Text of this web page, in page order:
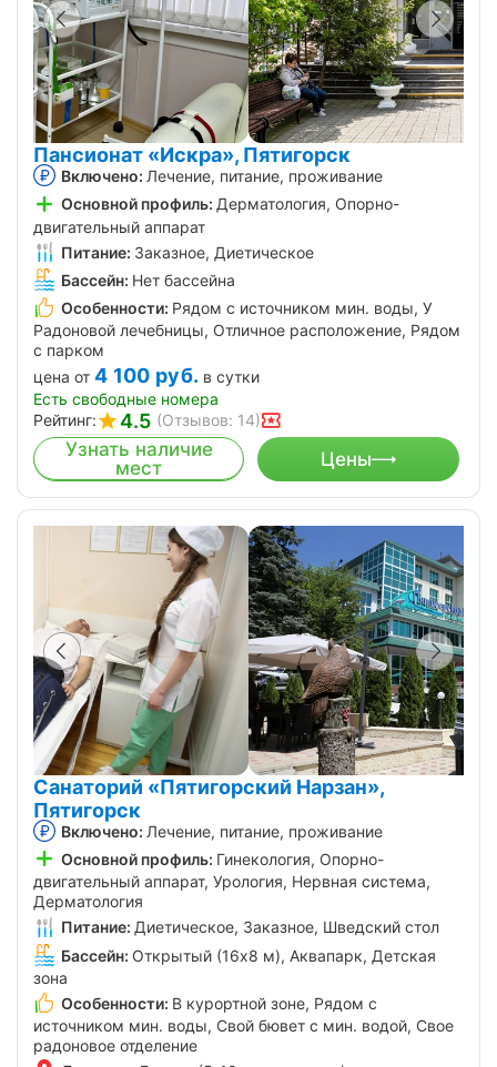
Пансионат «Искра», Пятигорск
Включено: Лечение, питание, проживание
Основной профиль: Дерматология, Опорно-
двигательный аппарат
Питание: Заказное, Диетическое
Бассейн: Нет бассейна
Особенности: Рядом с источником мин. воды, У
Радоновой лечебницы, Отличное расположение, Рядом
с парком
цена от 4 100 руб. в сутки
Есть свободные номера
Рейтинг:
4.5 (Отзывов: 14)
Узнать наличие
мест
Цены
Санаторий «Пятигорский Нарзан»,
Пятигорск
Включено: Лечение, питание, проживание
Основной профиль: Гинекология, Опорно-
двигательный аппарат, Урология, Нервная система,
Дерматология
Питание: Диетическое, Заказное, Шведский стол
Бассейн: Открытый (16х8 м), Аквапарк, Детская
зона
Особенности: В курортной зоне, Рядом с
источником мин. воды, Свой бювет с мин. водой, Свое
радоновое отделение